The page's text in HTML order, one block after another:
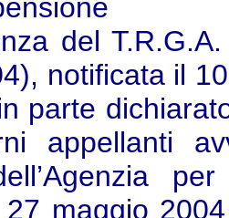
del
notificata il
parte
appellanti
maggio